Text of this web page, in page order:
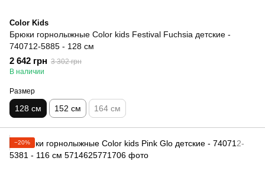
Color Kids
Брюки горнолыжные Color kids Festival Fuchsia детские -
740712-5885 - 128 см
2 642 грн 3 302 грн
В наличии
Размер
128 см 152 см 164 см
−20%